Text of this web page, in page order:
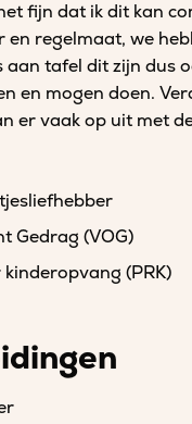
fijn dat ik dit kan
regelmaat, we
tafel dit zijn dus
en mogen doen.
er vaak op uit met
Gedrag (VOG)
(PRK)